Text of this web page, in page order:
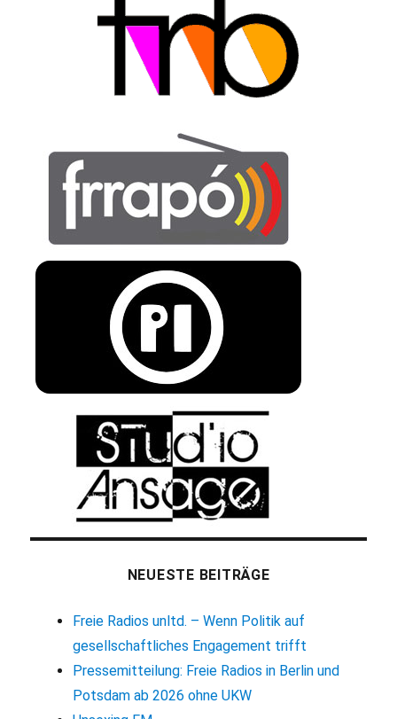
NEUESTE BEITRÄGE
Freie Radios unltd. – Wenn Politik auf
gesellschaftliches Engagement trifft
Pressemitteilung: Freie Radios in Berlin und
Potsdam ab 2026 ohne UKW